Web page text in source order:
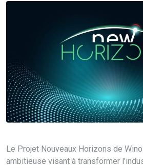
Le Projet Nouveaux Horizons de
ambitieuse visant à transformer